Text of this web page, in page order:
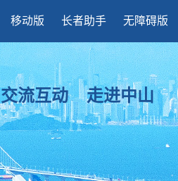
移动版 长者助手 无障碍版
交流互动 走进中山